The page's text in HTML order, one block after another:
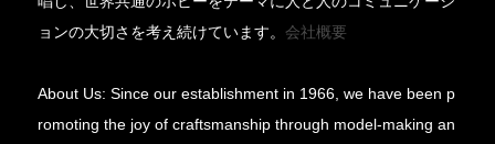
ョンの大切さを考え続けています。会社概要
About Us: Since our establishment in 1966, we have been p
romoting the joy of craftsmanship through model-making an